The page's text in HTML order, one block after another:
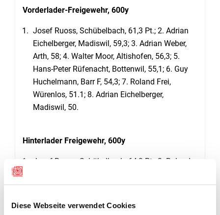
Diese Webseite verwendet Cookies
Vorderlader-Freigewehr, 600y
Josef Ruoss, Schübelbach, 61,3 Pt.; 2. Adrian
Eichelberger, Madiswil, 59,3; 3. Adrian Weber,
Arth, 58; 4. Walter Moor, Altishofen, 56,3; 5.
Hans-Peter Rüfenacht, Bottenwil, 55,1; 6. Guy
Huchelmann, Barr F, 54,3; 7. Roland Frei,
Würenlos, 51.1; 8. Adrian Eichelberger,
Madiswil, 50.
Hinterlader Freigewehr, 600y
Josef Ruoss, Schübelbach, 64,3 Pt.; 2. Roland
Madiswil, 60,4; 4. Guy Huchelmann, Barr F, 59,3;